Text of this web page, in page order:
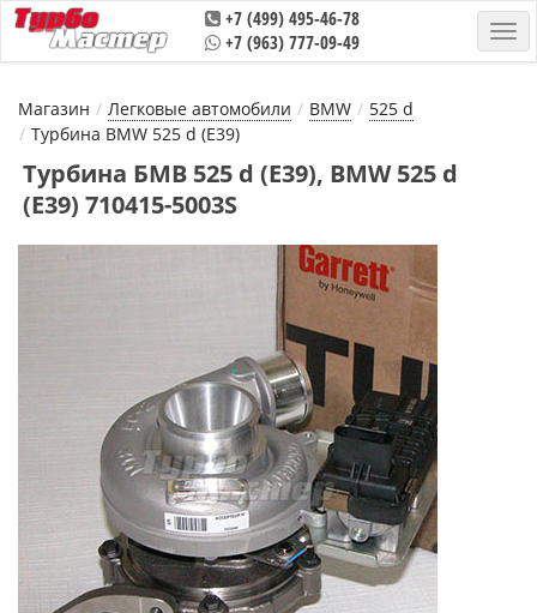
+7 (499) 495-46-78
+7 (963) 777-09-49
Магазин Легковые автомобили BMW
525 d
Турбина BMW 525 d (E39)
Турбина БМВ 525 d (E39), BMW 525 d
(E39) 710415-5003S